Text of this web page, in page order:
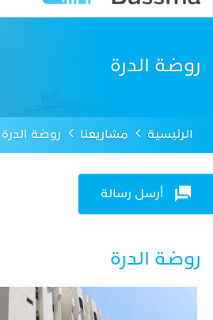
روضة الدرة
الرئيسية مشاريعنا روضة الدرة
أرسل رسالة
روضة الدرة